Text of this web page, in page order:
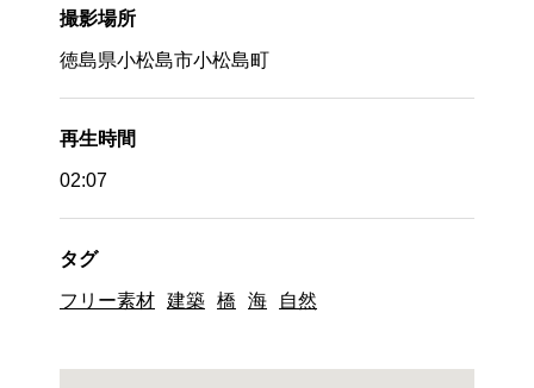
撮影場所
徳島県小松島市小松島町
再生時間
02:07
タグ
フリー素材 建築 橋 海 自然